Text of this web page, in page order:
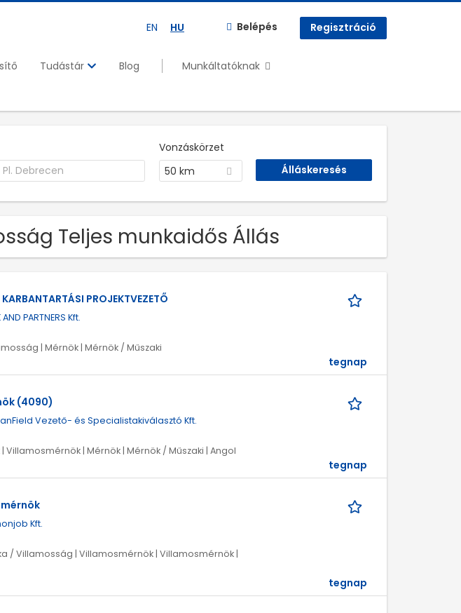
EN HU Belépés Regisztráció
Tudástár Blog
Munkáltatóknak
Vonzáskörzet
50 km
Teljes munkaidős Állás
KARBANTARTÁSI PROJEKTVEZETŐ
AND PARTNERS Kft.
| Mérnök | Mérnök / Műszaki
tegnap
(4090)
Vezető- és Specialistakiválasztó Kft.
Villamosmérnök | Mérnök | Mérnök / Műszaki | Angol
tegnap
Kft.
/ Villamosság | Villamosmérnök | Villamosmérnök |
tegnap